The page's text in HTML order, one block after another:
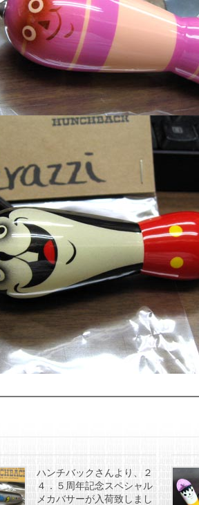
ハンチバックさんより、２
４．５周年記念スペシャル
メカバサーが入荷致しまし